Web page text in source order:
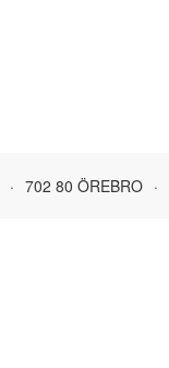
· 702 80 ÖREBRO ·